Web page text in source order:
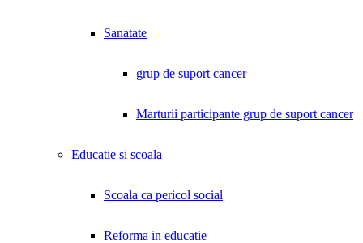
Sanatate
grup de suport cancer
Marturii participante grup de suport cancer
Educatie si scoala
Scoala ca pericol social
Reforma in educatie